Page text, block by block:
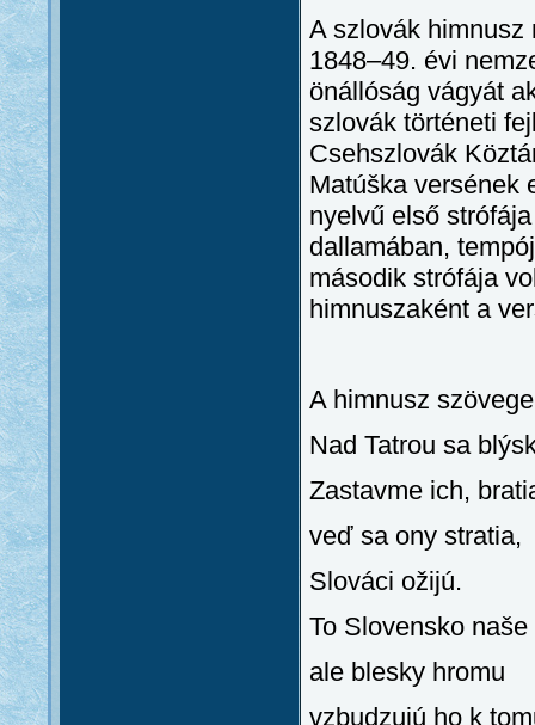
A szlovák himnusz
1848–49. évi
önállóság vágyát
szlovák történeti
Csehszlovák
Matúška versének
nyelvű első
dallamában,
második strófája
himnuszaként a
A himnusz
Nad Tatrou sa
Zastavme ich,
veď sa ony stratia,
Slováci ožijú.
To Slovensko
ale blesky hromu
vzbudzujú ho k